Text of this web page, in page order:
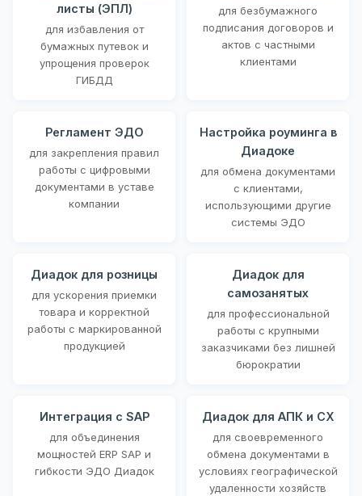
листы (ЭПЛ)
для избавления от
бумажных путевок и
упрощения проверок
ГИБДД
для безбумажного
подписания договоров и
актов с частными
клиентами
Регламент ЭДО
для закрепления правил
работы с цифровыми
документами в уставе
компании
Настройка роуминга в
Диадоке
для обмена документами
с клиентами,
использующими другие
системы ЭДО
Диадок для розницы
для ускорения приемки
товара и корректной
работы с маркированной
продукцией
Диадок для
самозанятых
для профессиональной
работы с крупными
заказчиками без лишней
бюрократии
Интеграция с SAP
для объединения
мощностей ERP SAP и
гибкости ЭДО Диадок
Диадок для АПК и СХ
для своевременного
обмена документами в
условиях географической
удаленности хозяйств